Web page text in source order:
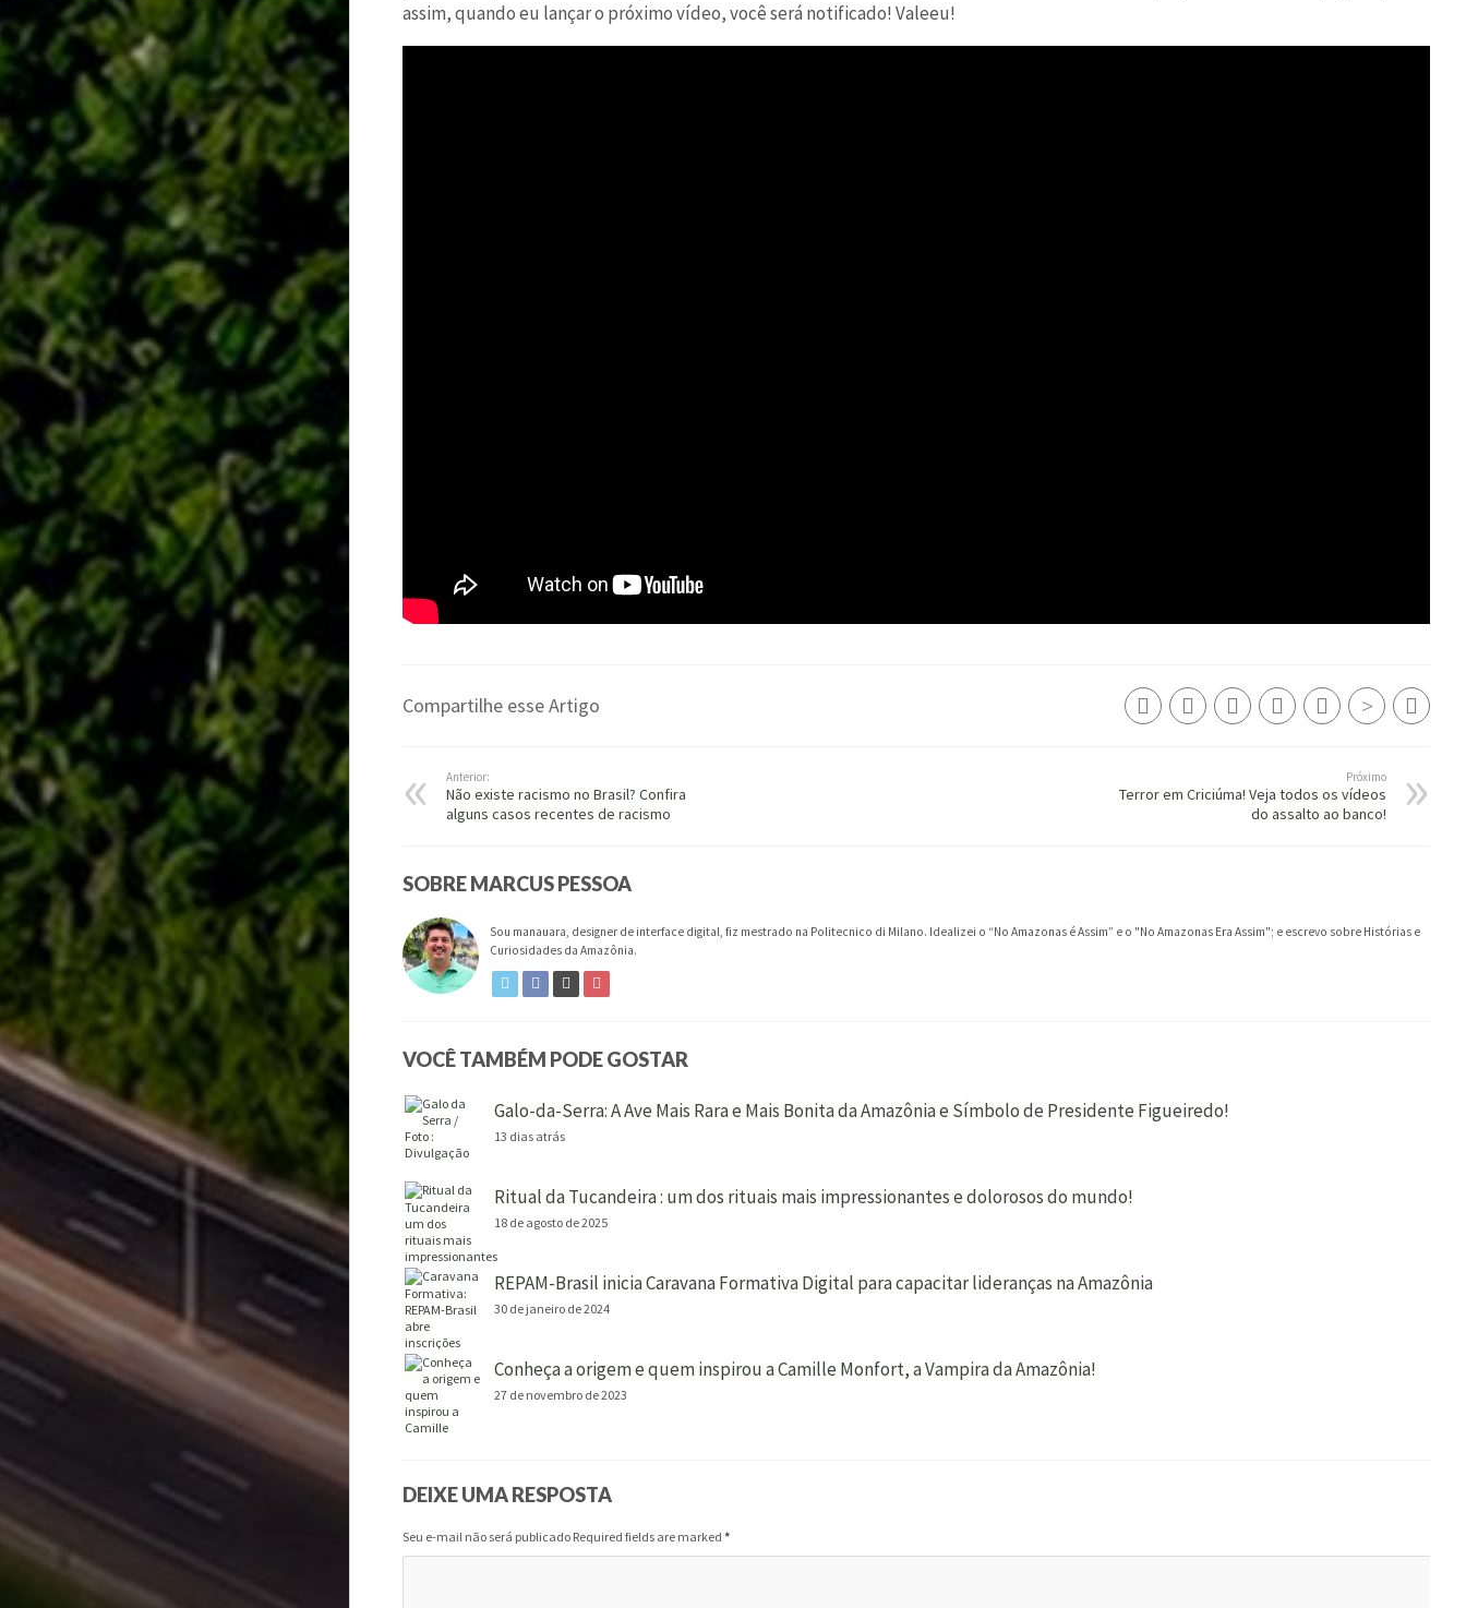
assim, quando eu lançar o próximo vídeo, você será notificado! Valeeu!
Compartilhe esse Artigo
Anterior:
Não existe racismo no Brasil? Confira
alguns casos recentes de racismo
Próximo
Terror em Criciúma! Veja todos os vídeos
do assalto ao banco!
SOBRE MARCUS PESSOA
Sou manauara, designer de interface digital, fiz mestrado na Politecnico di Milano. Idealizei o “No Amazonas é Assim” e o "No Amazonas Era Assim"; e escrevo sobre Histórias e
Curiosidades da Amazônia.
VOCÊ TAMBÉM PODE GOSTAR
Galo-da-Serra: A Ave Mais Rara e Mais Bonita da Amazônia e Símbolo de Presidente Figueiredo!
13 dias atrás
Ritual da Tucandeira : um dos rituais mais impressionantes e dolorosos do mundo!
18 de agosto de 2025
REPAM-Brasil inicia Caravana Formativa Digital para capacitar lideranças na Amazônia
30 de janeiro de 2024
Conheça a origem e quem inspirou a Camille Monfort, a Vampira da Amazônia!
27 de novembro de 2023
DEIXE UMA RESPOSTA
Seu e-mail não será publicado Required fields are marked *